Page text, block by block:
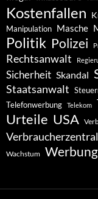
Kostenfallen
Manipulation Masche
Politik Polizei
Rechtsanwalt
Sicherheit Skandal
Staatsanwalt
Telefonwerbung Telekom
Urteile USA
Wachstum Werbung